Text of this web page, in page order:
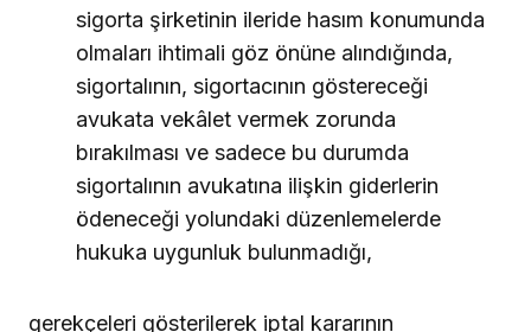
sigorta şirketinin ileride hasım konumunda
olmaları ihtimali göz önüne alındığında,
sigortalının, sigortacının göstereceği
avukata vekâlet vermek zorunda
bırakılması ve sadece bu durumda
sigortalının avukatına ilişkin giderlerin
ödeneceği yolundaki düzenlemelerde
hukuka uygunluk bulunmadığı,
gerekçeleri gösterilerek iptal kararının